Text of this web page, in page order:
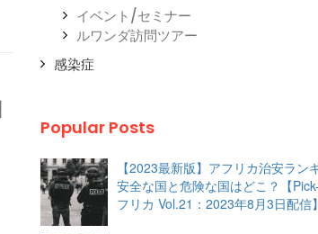
イベント/セミナー
ルワンダ訪問ツアー
感染症
Popular Posts
【2023最新版】アフリカ治安ラン
安全な国と危険な国はどこ？【
フリカ Vol.21：2023年8月3日配信】